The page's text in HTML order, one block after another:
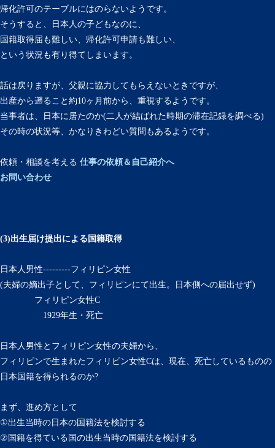
帰化許可のテーブルにはのらないようです。
そうすると、日本人の子どもなのに、
国籍取得届も難しい、帰化許可申請も難しい、
という状況も有り得てしまいます。
話は戻りますが、父親に協力してもらえないときですが、
出産から遡ること約10ヶ月前から、重視するようです。
当事者は、日本に居たのか(二人が結ばれた時期の滞在記録を調べる)
その時の状況等、かなりきわどい質問もあるようです。
依頼・相談を考える 仕事の依頼＆自己紹介へ
お問い合わせ
(3)出生届け提出による国籍取得
日本人男性---------フィリピン女性
(夫婦の嫡出子として、フィリピンにて出生。日本側への届出せず)
フィリピン女性C
1929年生・死亡
日本人男性とフィリピン女性の夫婦から、
フィリピンで生まれたフィリピン女性Cは、現在、死亡しているものの
日本国籍を得られるのか?
まず、進め方として
①出生当時の日本の国籍法を検討する
②国籍を得ている国の出生当時の国籍法を検討する